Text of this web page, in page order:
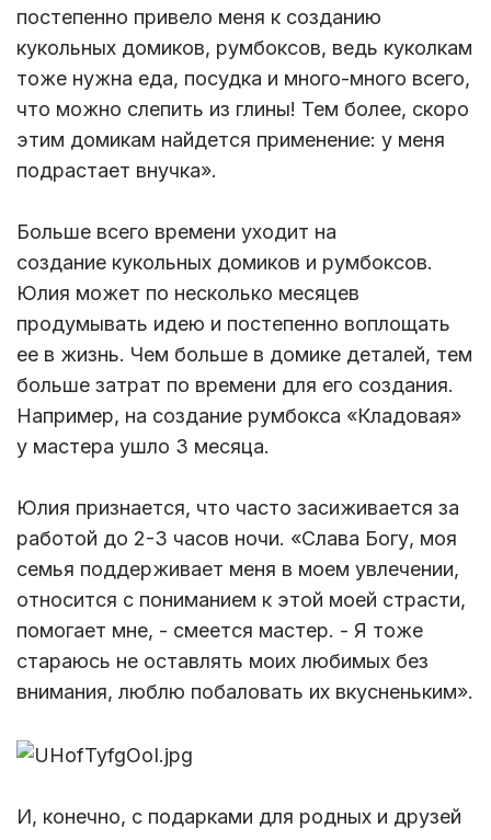
постепенно привело меня к созданию
кукольных домиков, румбоксов, ведь куколкам
тоже нужна еда, посудка и много-много всего,
что можно слепить из глины! Тем более, скоро
этим домикам найдется применение: у меня
подрастает внучка».
Больше всего времени уходит на
создание кукольных домиков и румбоксов.
Юлия может по несколько месяцев
продумывать идею и постепенно воплощать
ее в жизнь. Чем больше в домике деталей, тем
больше затрат по времени для его создания.
Например, на создание румбокса «Кладовая»
у мастера ушло 3 месяца.
Юлия признается, что часто засиживается за
работой до 2-3 часов ночи. «Слава Богу, моя
семья поддерживает меня в моем увлечении,
относится с пониманием к этой моей страсти,
помогает мне, - смеется мастер. - Я тоже
стараюсь не оставлять моих любимых без
внимания, люблю побаловать их вкусненьким».
И, конечно, с подарками для родных и друзей